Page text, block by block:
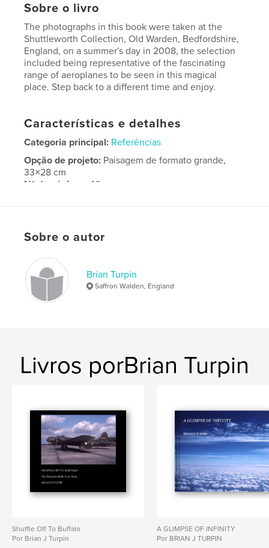
Sobre o livro
The photographs in this book were taken at the
Shuttleworth Collection, Old Warden, Bedfordshire,
England, on a summer's day in 2008, the selection
included being representative of the fascinating
range of aeroplanes to be seen in this magical
place. Step back to a different time and enjoy.
Características e detalhes
Categoria principal: Referências
Opção de projeto: Paisagem de formato grande,
33×28 cm
Nº de páginas:
40
Sobre o autor
Brian Turpin
Saffron Walden, England
Livros porBrian Turpin
Shuffle Off To Buffalo
Por Brian J Turpin
A GLIMPSE OF INFINITY
Por BRIAN J TURPIN